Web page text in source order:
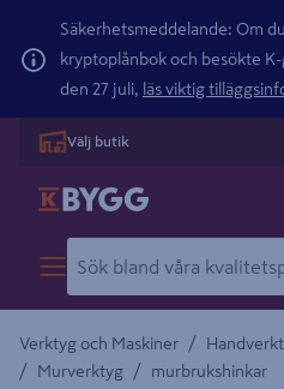
Säkerhetsmeddelande: Om
kryptoplånbok och besökte
den 27 juli, läs viktig
Välj butik
Verktyg och Maskiner /
/ Murverktyg / murbrukshinkar